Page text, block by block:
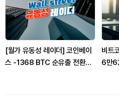
[월가 유동성 레이더] 코인베이
스 -1368 BTC 순유출 전환…
비트
6만